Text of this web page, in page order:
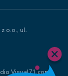
o.o., ul.
Visual71.com